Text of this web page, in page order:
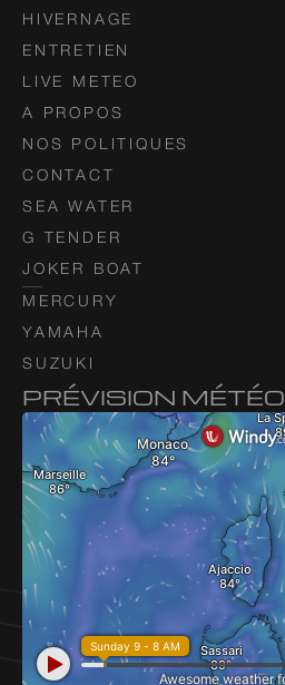
HIVERNAGE
ENTRETIEN
LIVE METEO
A PROPOS
NOS POLITIQUES
CONTACT
SEA WATER
G TENDER
JOKER BOAT
MERCURY
YAMAHA
SUZUKI
PRÉVISION MÉTÉO